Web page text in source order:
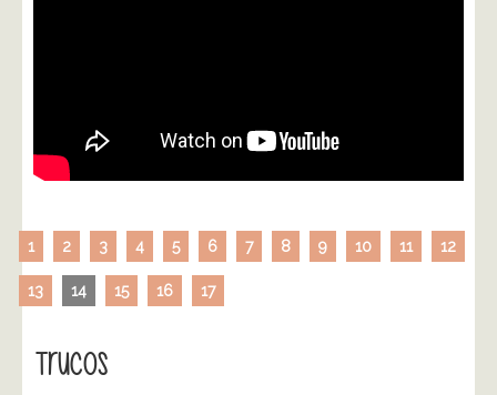
1 2 3 4 5 6 7 8 9 10 11 12
13 14 15 16 17
Trucos